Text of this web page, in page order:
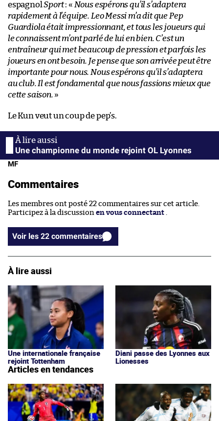
espagnolSport: « Nous espérons qu’il s’adaptera
rapidement à l’équipe. Leo Messi m’a dit que Pep
Guardiola était impressionnant, et tous les joueurs qui
le connaissent m’ont parlé de lui en bien. C’est un
entraîneur qui met beaucoup de pression et parfois les
joueurs en ont besoin. Je pense que son arrivée peut être
importante pour nous. Nous espérons qu’il s’adaptera
au club. Il est fondamental que nous fassions mieux que
cette saison. »
Le Kun veut un coup de pep’s.
Une championne du monde rejoint OL Lyonnes
MF
Commentaires
Les membres ont posté 22 commentaires sur cet article.
Participez à la discussion en vous connectant .
Voir les 22 commentaires
À lire aussi
Une internationale française
rejoint Tottenham
Diani passe des Lyonnes aux
Lionesses
Articles en tendances